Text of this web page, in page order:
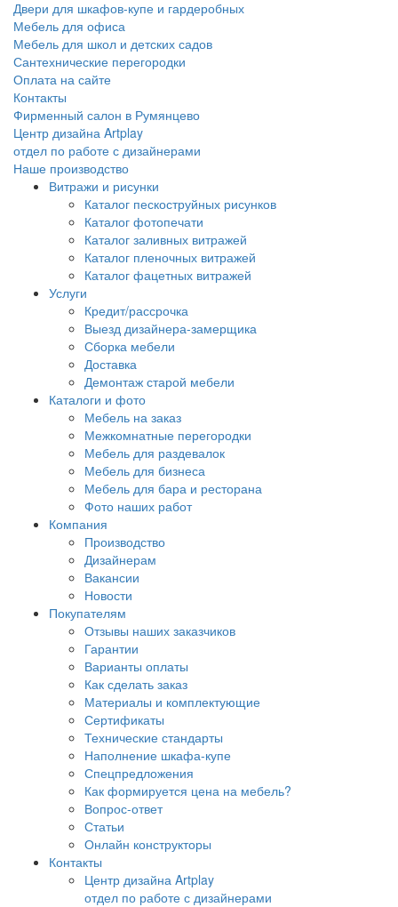
Двери для шкафов-купе и гардеробных
Мебель для офиса
Мебель для школ и детских садов
Сантехнические перегородки
Оплата на сайте
Контакты
Фирменный салон в Румянцево
Центр дизайна Artplay
отдел по работе с дизайнерами
Наше производство
Витражи и рисунки
Каталог пескоструйных рисунков
Каталог фотопечати
Каталог заливных витражей
Каталог пленочных витражей
Каталог фацетных витражей
Услуги
Кредит/рассрочка
Выезд дизайнера-замерщика
Сборка мебели
Доставка
Демонтаж старой мебели
Каталоги и фото
Мебель на заказ
Межкомнатные перегородки
Мебель для раздевалок
Мебель для бизнеса
Мебель для бара и ресторана
Фото наших работ
Компания
Производство
Дизайнерам
Вакансии
Новости
Покупателям
Отзывы наших заказчиков
Гарантии
Варианты оплаты
Как сделать заказ
Материалы и комплектующие
Сертификаты
Технические стандарты
Наполнение шкафа-купе
Спецпредложения
Как формируется цена на мебель?
Вопрос-ответ
Статьи
Онлайн конструкторы
Контакты
Центр дизайна Artplay
отдел по работе с дизайнерами